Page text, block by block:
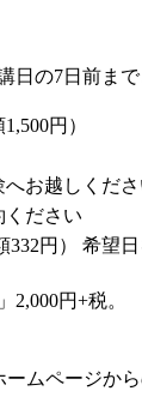
日の7日前まで
円）
お越しくださ
ください
332円） 希望
円+税。
ムページか